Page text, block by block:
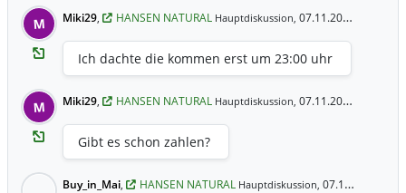
M Miki29, HANSEN NATURAL Hauptdiskussion, 07.11.2024 22:24 Uhr
Ich dachte die kommen erst um 23:00 uhr
M Miki29, HANSEN NATURAL Hauptdiskussion, 07.11.2024 22:22 Uhr
Gibt es schon zahlen?
Buy_in_Mai, HANSEN NATURAL Hauptdiskussion, 07.11.2024 22:15 Uhr